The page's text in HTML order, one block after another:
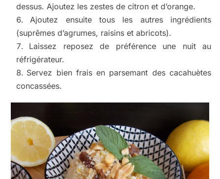
dessus. Ajoutez les zestes de citron et d’orange.
Ajoutez ensuite tous les autres ingrédients
(suprêmes d’agrumes, raisins et abricots).
Laissez reposez de préférence une nuit au
réfrigérateur.
Servez bien frais en parsemant des cacahuètes
concassées.